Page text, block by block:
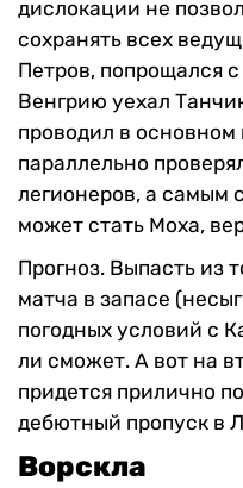
дислокации не
сохранять всех
Петров, попрощался
Венгрию уехал
проводил в основном
параллельно
легионеров, а самым
может стать Моха,
Прогноз. Выпасть из
матча в запасе
погодных условий с
ли сможет. А вот на
придется прилично
дебютный пропуск в
Ворскла